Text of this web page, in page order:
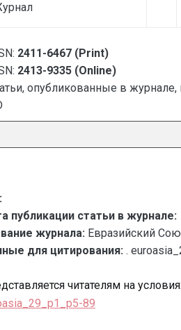
2411-6467 (Print)
2413-9335 (Online)
опубликованные в журнале,
публикации статьи в журнале:
журнала: Евразийский
для цитирования: .
читателям на
89